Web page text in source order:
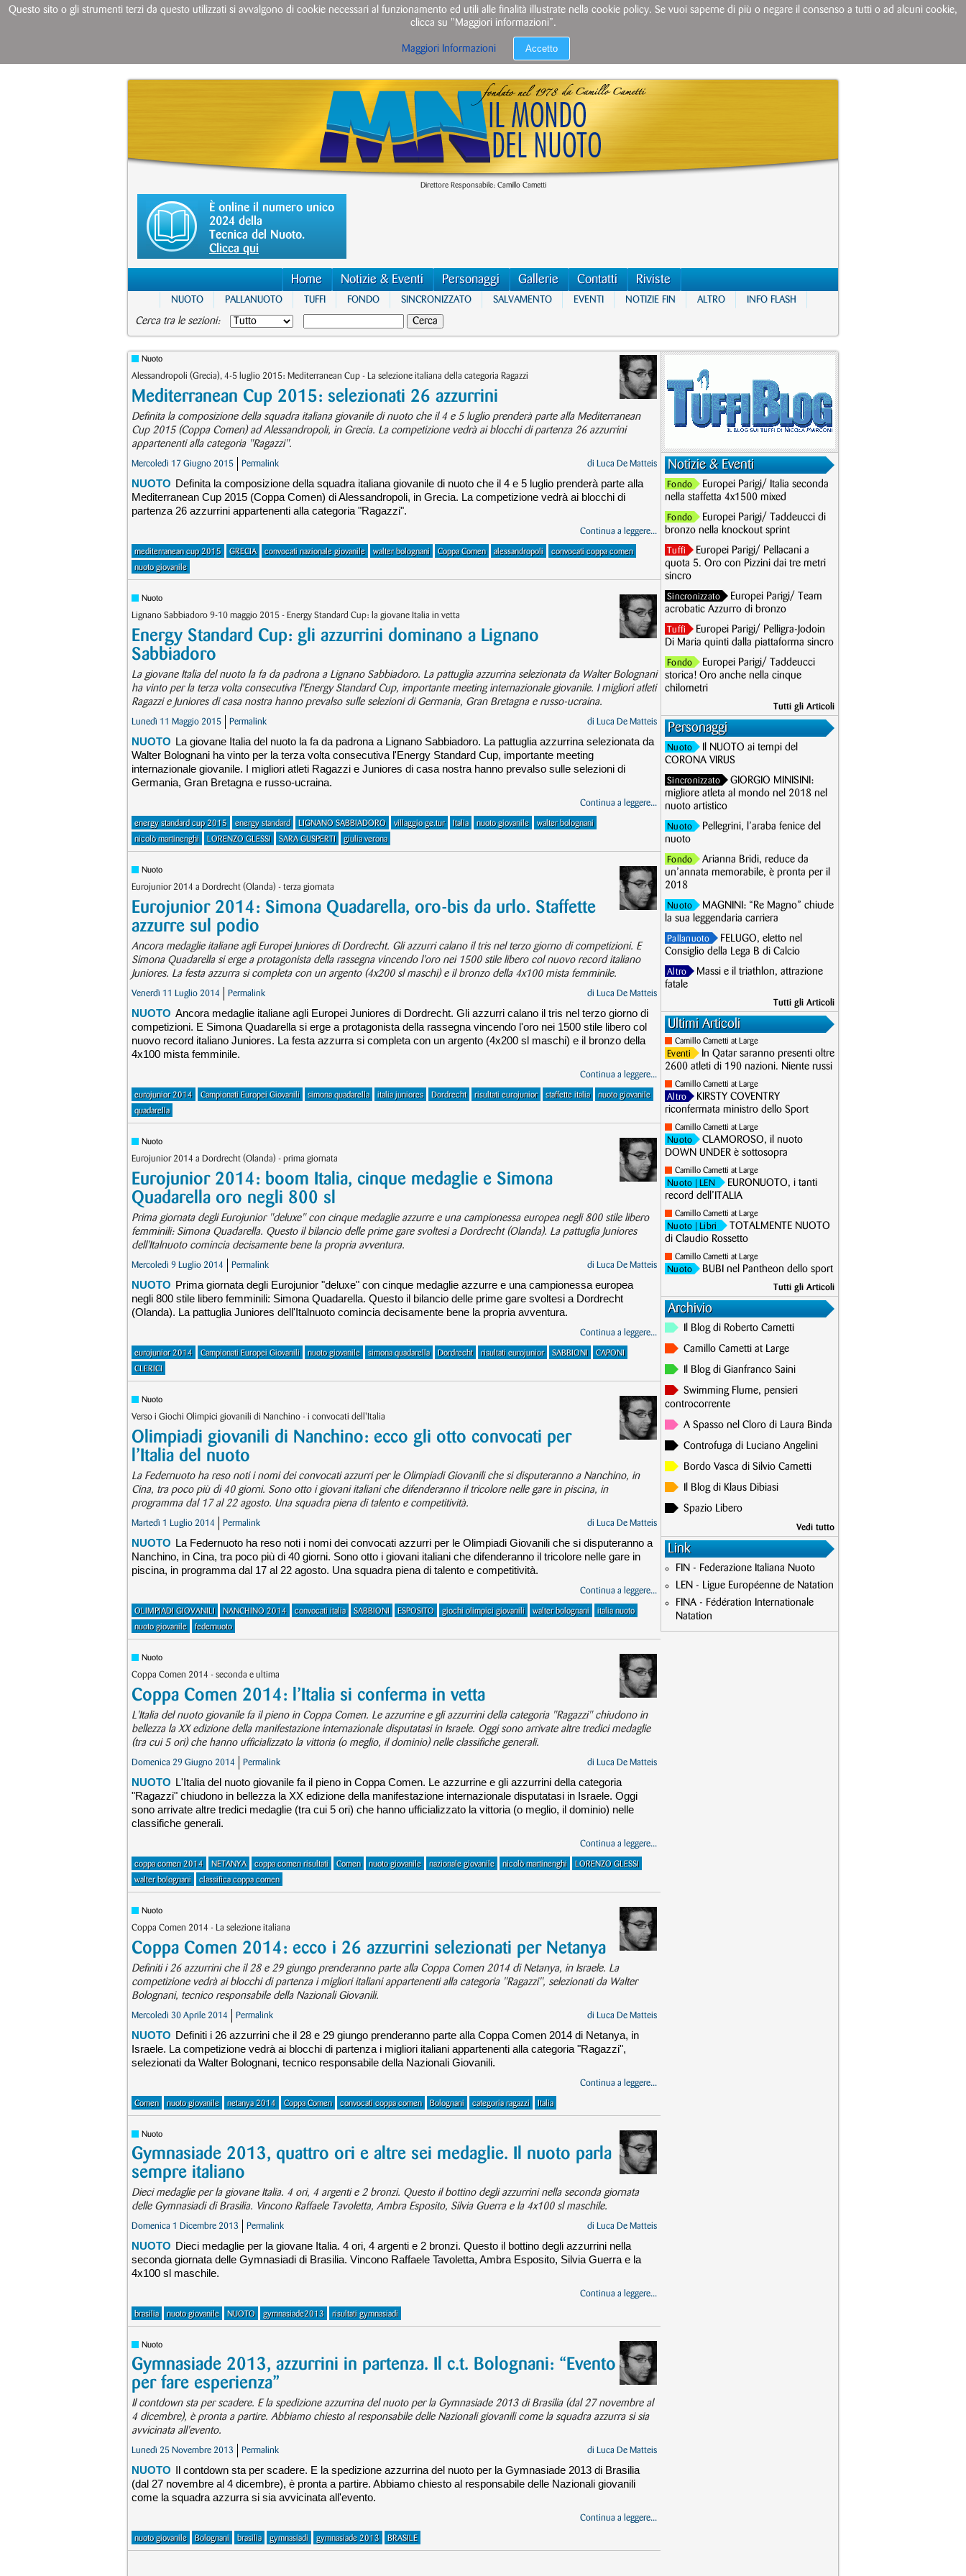
Direttore Responsabile: Camillo Cametti
È online il numero unico
2024 della
Tecnica del Nuoto.
Clicca qui
Home Notizie & Eventi Personaggi Gallerie Contatti Riviste
NUOTO PALLANUOTO TUFFI FONDO SINCRONIZZATO SALVAMENTO EVENTI NOTIZIE FIN ALTRO INFO FLASH
Cerca tra le sezioni:
Nuoto
Alessandropoli (Grecia), 4-5 luglio 2015: Mediterranean Cup - La selezione italiana della categoria Ragazzi
Mediterranean Cup 2015: selezionati 26 azzurrini
Definita la composizione della squadra italiana giovanile di nuoto che il 4 e 5 luglio prenderà parte alla Mediterranean
Cup 2015 (Coppa Comen) ad Alessandropoli, in Grecia. La competizione vedrà ai blocchi di partenza 26 azzurrini
appartenenti alla categoria "Ragazzi".
Mercoledì 17 Giugno 2015 Permalink di Luca De Matteis
NUOTO Definita la composizione della squadra italiana giovanile di nuoto che il 4 e 5 luglio prenderà parte alla
Mediterranean Cup 2015 (Coppa Comen) di Alessandropoli, in Grecia. La competizione vedrà ai blocchi di
partenza 26 azzurrini appartenenti alla categoria "Ragazzi".
Continua a leggere...
mediterranean cup 2015 GRECIA convocati nazionale giovanile walter bolognani Coppa Comen alessandropoli
convocati coppa comen
nuoto giovanile
Nuoto
Lignano Sabbiadoro 9-10 maggio 2015 - Energy Standard Cup: la giovane Italia in vetta
Energy Standard Cup: gli azzurrini dominano a Lignano
Sabbiadoro
La giovane Italia del nuoto la fa da padrona a Lignano Sabbiadoro. La pattuglia azzurrina selezionata da Walter Bolognani
ha vinto per la terza volta consecutiva l'Energy Standard Cup, importante meeting internazionale giovanile. I migliori atleti
Ragazzi e Juniores di casa nostra hanno prevalso sulle selezioni di Germania, Gran Bretagna e russo-ucraina.
Lunedì 11 Maggio 2015 Permalink di Luca De Matteis
NUOTO La giovane Italia del nuoto la fa da padrona a Lignano Sabbiadoro. La pattuglia azzurrina selezionata da
Walter Bolognani ha vinto per la terza volta consecutiva l'Energy Standard Cup, importante meeting
internazionale giovanile. I migliori atleti Ragazzi e Juniores di casa nostra hanno prevalso sulle selezioni di
Germania, Gran Bretagna e russo-ucraina.
Continua a leggere...
energy standard cup 2015 energy standard LIGNANO SABBIADORO villaggio ge.tur Italia nuoto giovanile
walter bolognani
nicolò martinenghi
LORENZO GLESSI SARA GUSPERTI giulia verona
Nuoto
Eurojunior 2014 a Dordrecht (Olanda) - terza giornata
Eurojunior 2014: Simona Quadarella, oro-bis da urlo. Staffette
azzurre sul podio
Ancora medaglie italiane agli Europei Juniores di Dordrecht. Gli azzurri calano il tris nel terzo giorno di competizioni. E
Simona Quadarella si erge a protagonista della rassegna vincendo l'oro nei 1500 stile libero col nuovo record italiano
Juniores. La festa azzurra si completa con un argento (4x200 sl maschi) e il bronzo della 4x100 mista femminile.
Venerdì 11 Luglio 2014 Permalink di Luca De Matteis
NUOTO Ancora medaglie italiane agli Europei Juniores di Dordrecht. Gli azzurri calano il tris nel terzo giorno di
competizioni. E Simona Quadarella si erge a protagonista della rassegna vincendo l'oro nei 1500 stile libero col
nuovo record italiano Juniores. La festa azzurra si completa con un argento (4x200 sl maschi) e il bronzo della
4x100 mista femminile.
Continua a leggere...
eurojunior 2014 Campionati Europei Giovanili simona quadarella italia juniores Dordrecht risultati eurojunior staffette italia
nuoto giovanile
quadarella
Nuoto
Eurojunior 2014 a Dordrecht (Olanda) - prima giornata
Eurojunior 2014: boom Italia, cinque medaglie e Simona
Quadarella oro negli 800 sl
Prima giornata degli Eurojunior "deluxe" con cinque medaglie azzurre e una campionessa europea negli 800 stile libero
femminili: Simona Quadarella. Questo il bilancio delle prime gare svoltesi a Dordrecht (Olanda). La pattuglia Juniores
dell'Italnuoto comincia decisamente bene la propria avventura.
Mercoledì 9 Luglio 2014 Permalink di Luca De Matteis
NUOTO Prima giornata degli Eurojunior "deluxe" con cinque medaglie azzurre e una campionessa europea
negli 800 stile libero femminili: Simona Quadarella. Questo il bilancio delle prime gare svoltesi a Dordrecht
(Olanda). La pattuglia Juniores dell'Italnuoto comincia decisamente bene la propria avventura.
Continua a leggere...
eurojunior 2014 Campionati Europei Giovanili nuoto giovanile simona quadarella Dordrecht risultati eurojunior SABBIONI
CAPONI
CLERICI
Nuoto
Verso i Giochi Olimpici giovanili di Nanchino - i convocati dell'Italia
Olimpiadi giovanili di Nanchino: ecco gli otto convocati per
l’Italia del nuoto
La Federnuoto ha reso noti i nomi dei convocati azzurri per le Olimpiadi Giovanili che si disputeranno a Nanchino, in
Cina, tra poco più di 40 giorni. Sono otto i giovani italiani che difenderanno il tricolore nelle gare in piscina, in
programma dal 17 al 22 agosto. Una squadra piena di talento e competitività.
Martedì 1 Luglio 2014 Permalink di Luca De Matteis
NUOTO La Federnuoto ha reso noti i nomi dei convocati azzurri per le Olimpiadi Giovanili che si disputeranno a
Nanchino, in Cina, tra poco più di 40 giorni. Sono otto i giovani italiani che difenderanno il tricolore nelle gare in
piscina, in programma dal 17 al 22 agosto. Una squadra piena di talento e competitività.
Continua a leggere...
OLIMPIADI GIOVANILI NANCHINO 2014 convocati italia SABBIONI ESPOSITO giochi olimpici giovanili walter bolognani
italia nuoto
nuoto giovanile
federnuoto
Nuoto
Coppa Comen 2014 - seconda e ultima
Coppa Comen 2014: l’Italia si conferma in vetta
L'Italia del nuoto giovanile fa il pieno in Coppa Comen. Le azzurrine e gli azzurrini della categoria "Ragazzi" chiudono in
bellezza la XX edizione della manifestazione internazionale disputatasi in Israele. Oggi sono arrivate altre tredici medaglie
(tra cui 5 ori) che hanno ufficializzato la vittoria (o meglio, il dominio) nelle classifiche generali.
Domenica 29 Giugno 2014 Permalink di Luca De Matteis
NUOTO L'Italia del nuoto giovanile fa il pieno in Coppa Comen. Le azzurrine e gli azzurrini della categoria
"Ragazzi" chiudono in bellezza la XX edizione della manifestazione internazionale disputatasi in Israele. Oggi
sono arrivate altre tredici medaglie (tra cui 5 ori) che hanno ufficializzato la vittoria (o meglio, il dominio) nelle
classifiche generali.
Continua a leggere...
coppa comen 2014 NETANYA coppa comen risultati Comen nuoto giovanile nazionale giovanile nicolò martinenghi
LORENZO GLESSI
walter bolognani
classifica coppa comen
Nuoto
Coppa Comen 2014 - La selezione italiana
Coppa Comen 2014: ecco i 26 azzurrini selezionati per Netanya
Definiti i 26 azzurrini che il 28 e 29 giungo prenderanno parte alla Coppa Comen 2014 di Netanya, in Israele. La
competizione vedrà ai blocchi di partenza i migliori italiani appartenenti alla categoria "Ragazzi", selezionati da Walter
Bolognani, tecnico responsabile della Nazionali Giovanili.
Mercoledì 30 Aprile 2014 Permalink di Luca De Matteis
NUOTO Definiti i 26 azzurrini che il 28 e 29 giungo prenderanno parte alla Coppa Comen 2014 di Netanya, in
Israele. La competizione vedrà ai blocchi di partenza i migliori italiani appartenenti alla categoria "Ragazzi",
selezionati da Walter Bolognani, tecnico responsabile della Nazionali Giovanili.
Continua a leggere...
Comen nuoto giovanile netanya 2014 Coppa Comen convocati coppa comen Bolognani categoria ragazzi Italia
Nuoto
Gymnasiade 2013, quattro ori e altre sei medaglie. Il nuoto parla
sempre italiano
Dieci medaglie per la giovane Italia. 4 ori, 4 argenti e 2 bronzi. Questo il bottino degli azzurrini nella seconda giornata
delle Gymnasiadi di Brasilia. Vincono Raffaele Tavoletta, Ambra Esposito, Silvia Guerra e la 4x100 sl maschile.
Domenica 1 Dicembre 2013 Permalink di Luca De Matteis
NUOTO Dieci medaglie per la giovane Italia. 4 ori, 4 argenti e 2 bronzi. Questo il bottino degli azzurrini nella
seconda giornata delle Gymnasiadi di Brasilia. Vincono Raffaele Tavoletta, Ambra Esposito, Silvia Guerra e la
4x100 sl maschile.
Continua a leggere...
brasilia nuoto giovanile NUOTO gymnasiade2013 risultati gymnasiadi
Nuoto
Gymnasiade 2013, azzurrini in partenza. Il c.t. Bolognani: “Evento
per fare esperienza”
Il contdown sta per scadere. E la spedizione azzurrina del nuoto per la Gymnasiade 2013 di Brasilia (dal 27 novembre al
4 dicembre), è pronta a partire. Abbiamo chiesto al responsabile delle Nazionali giovanili come la squadra azzurra si sia
avvicinata all'evento.
Lunedì 25 Novembre 2013 Permalink di Luca De Matteis
NUOTO Il contdown sta per scadere. E la spedizione azzurrina del nuoto per la Gymnasiade 2013 di Brasilia
(dal 27 novembre al 4 dicembre), è pronta a partire. Abbiamo chiesto al responsabile delle Nazionali giovanili
come la squadra azzurra si sia avvicinata all'evento.
Continua a leggere...
nuoto giovanile Bolognani brasilia gymnasiadi gymnasiade 2013 BRASILE
Notizie & Eventi
Fondo
Europei Parigi/ Italia seconda
nella staffetta 4x1500 mixed
Fondo
Europei Parigi/ Taddeucci di
bronzo nella knockout sprint
Tuffi
Europei Parigi/ Pellacani a
quota 5. Oro con Pizzini dai tre metri
sincro
Sincronizzato
Europei Parigi/ Team
acrobatic Azzurro di bronzo
Tuffi
Europei Parigi/ Pelligra-Jodoin
Di Maria quinti dalla piattaforma sincro
Fondo
Europei Parigi/ Taddeucci
storica! Oro anche nella cinque
chilometri
Tutti gli Articoli
Personaggi
Nuoto
Il NUOTO ai tempi del
CORONA VIRUS
Sincronizzato
GIORGIO MINISINI:
migliore atleta al mondo nel 2018 nel
nuoto artistico
Nuoto
Pellegrini, l’araba fenice del
nuoto
Fondo
Arianna Bridi, reduce da
un’annata memorabile, è pronta per il
2018
Nuoto
MAGNINI: “Re Magno” chiude
la sua leggendaria carriera
Pallanuoto
FELUGO, eletto nel
Consiglio della Lega B di Calcio
Altro
Massi e il triathlon, attrazione
fatale
Tutti gli Articoli
Ultimi Articoli
Camillo Cametti at Large
Eventi
In Qatar saranno presenti oltre
2600 atleti di 190 nazioni. Niente russi
Camillo Cametti at Large
Altro
KIRSTY COVENTRY
riconfermata ministro dello Sport
Camillo Cametti at Large
Nuoto
CLAMOROSO, il nuoto
DOWN UNDER è sottosopra
Camillo Cametti at Large
Nuoto | LEN
EURONUOTO, i tanti
record dell’ITALIA
Camillo Cametti at Large
Nuoto | Libri
TOTALMENTE NUOTO
di Claudio Rossetto
Camillo Cametti at Large
Nuoto BUBI nel Pantheon dello sport
Tutti gli Articoli
Archivio
Il Blog di Roberto Cametti
Camillo Cametti at Large
Il Blog di Gianfranco Saini
Swimming Flume, pensieri
controcorrente
A Spasso nel Cloro di Laura Binda
Controfuga di Luciano Angelini
Bordo Vasca di Silvio Cametti
Il Blog di Klaus Dibiasi
Spazio Libero
Vedi tutto
Link
FIN - Federazione Italiana Nuoto
LEN - Ligue Européenne de Natation
FINA - Fédération Internationale
Natation
Questo sito o gli strumenti terzi da questo utilizzati si avvalgono di cookie necessari al funzionamento ed utili alle finalità illustrate nella cookie policy. Se vuoi saperne di più o negare il consenso a tutti o ad alcuni cookie,
clicca su "Maggiori informazioni”.
Maggiori Informazioni Accetto